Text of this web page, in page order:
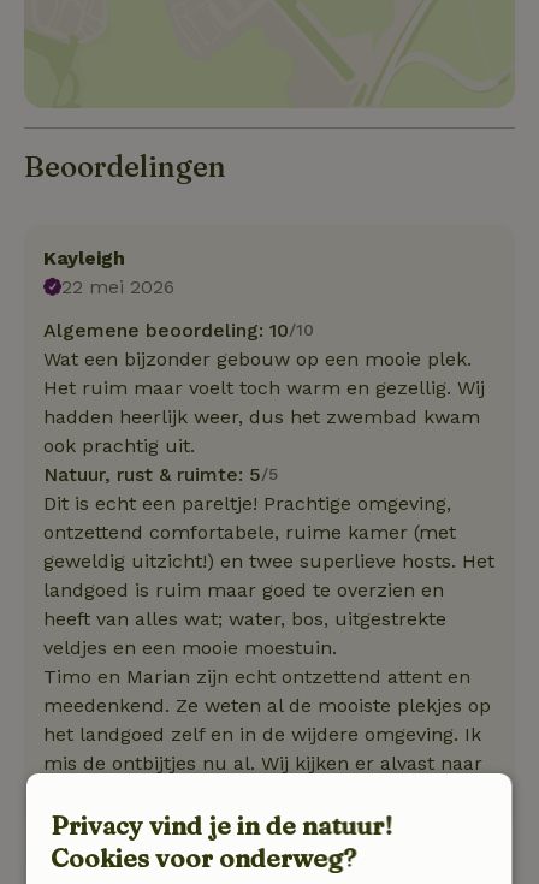
Beoordelingen
Kayleigh
22 mei 2026
Algemene beoordeling: 10/10
Wat een bijzonder gebouw op een mooie plek.
Het ruim maar voelt toch warm en gezellig. Wij
hadden heerlijk weer, dus het zwembad kwam
ook prachtig uit.
Natuur, rust & ruimte: 5/5
Dit is echt een pareltje! Prachtige omgeving,
ontzettend comfortabele, ruime kamer (met
geweldig uitzicht!) en twee superlieve hosts. Het
landgoed is ruim maar goed te overzien en
heeft van alles wat; water, bos, uitgestrekte
veldjes en een mooie moestuin.
Timo en Marian zijn echt ontzettend attent en
meedenkend. Ze weten al de mooiste plekjes op
het landgoed zelf en in de wijdere omgeving. Ik
mis de ontbijtjes nu al. Wij kijken er alvast naar
Privacy vind je in de natuur!
Cookies voor onderweg?